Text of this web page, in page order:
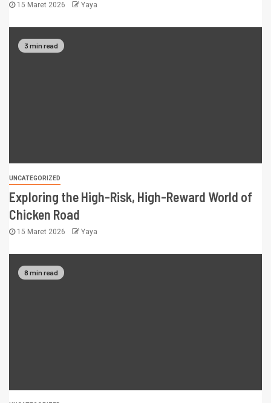
15 Maret 2026 Yaya
3 min read
UNCATEGORIZED
Exploring the High-Risk, High-Reward World of
Chicken Road
15 Maret 2026 Yaya
8 min read